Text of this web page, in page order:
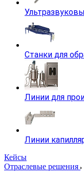
Станки для
Линии для
Линии
Кейсы
Отраслевые решения